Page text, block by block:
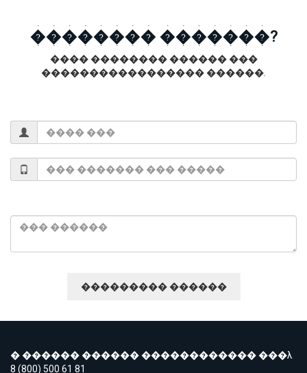
�������� �������?
���� �������� ������ ���
����������������� ������.
� ������ ������ ������������ ���λ
8 (800) 500 61 81